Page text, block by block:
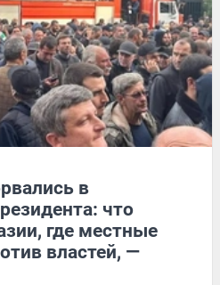
в
что
где местные
властей, —